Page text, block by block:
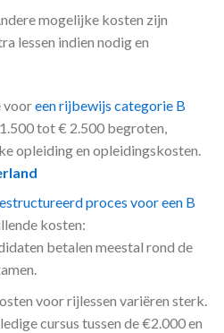
mogelijke kosten zijn
lessen indien nodig en
vooreen rijbewijs categorie B
tot € 2.500 begroten,
opleiding en opleidingskosten.
proces voor een B
kosten:
betalen meestal rond de
voor rijlessen variëren sterk.
cursus tussen de €2.000 en